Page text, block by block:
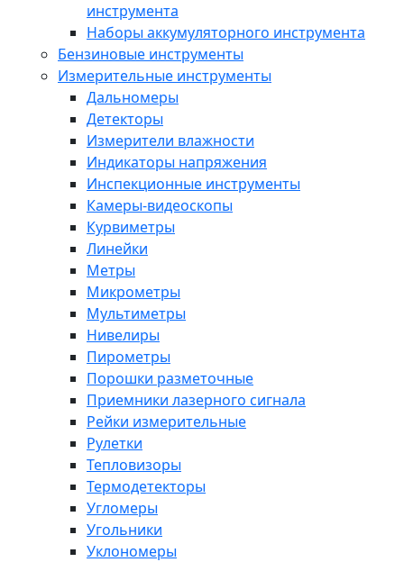
инструмента
Наборы аккумуляторного инструмента
Бензиновые инструменты
Измерительные инструменты
Дальномеры
Детекторы
Измерители влажности
Индикаторы напряжения
Инспекционные инструменты
Камеры-видеоскопы
Курвиметры
Линейки
Метры
Микрометры
Мультиметры
Нивелиры
Пирометры
Порошки разметочные
Приемники лазерного сигнала
Рейки измерительные
Рулетки
Тепловизоры
Термодетекторы
Угломеры
Угольники
Уклономеры